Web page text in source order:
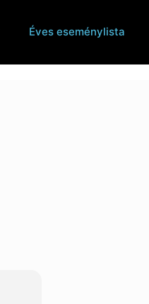
Éves eseménylista